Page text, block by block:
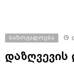
საზოგადოება
დაზღვევის